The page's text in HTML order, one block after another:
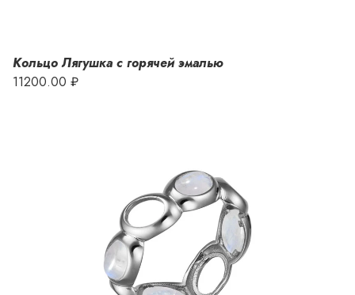
Кольцо Лягушка с горячей эмалью
11200.00 ₽